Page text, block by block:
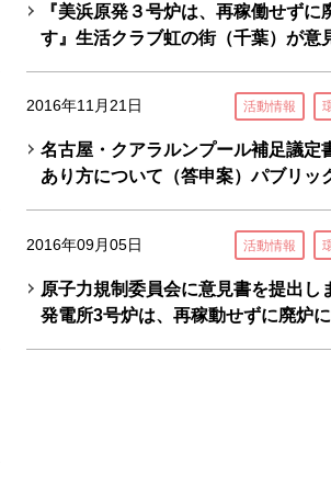
『美浜原発３号炉は、再稼働せずに
す』生活クラブ虹の街（千葉）が意
2016年11月21日 活動情報
名古屋・クアラルンプール補足議定
あり方について（答申案）パブリッ
2016年09月05日 活動情報
原子力規制委員会に意見書を提出し
発電所3号炉は、再稼動せずに廃炉